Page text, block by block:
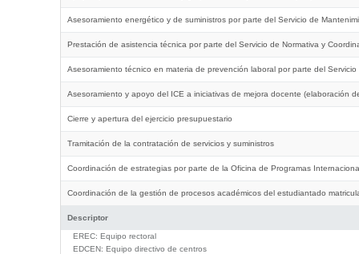
Descriptor
Asesoramiento energético y de suministros por parte del Servicio de
Prestación de asistencia técnica por parte del Servicio de Normativa y
Asesoramiento técnico en materia de prevención laboral por parte del
Asesoramiento y apoyo del ICE a iniciativas de mejora docente (elaboración
Cierre y apertura del ejercicio presupuestario
Tramitación de la contratación de servicios y suministros
Coordinación de estrategias por parte de la Oficina de Programas
Coordinación de la gestión de procesos académicos del estudiantado
EREC: Equipo rectoral
EDCEN: Equipo directivo de centros